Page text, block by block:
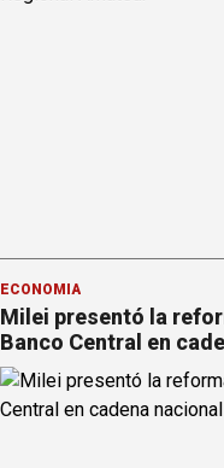
ECONOMÍA
Milei presentó la
Banco Central en